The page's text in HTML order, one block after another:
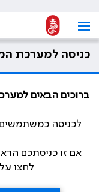
כניסה למערכת
ברוכים הבאים
לכניסה
אם זו כניסתכם
לחצו